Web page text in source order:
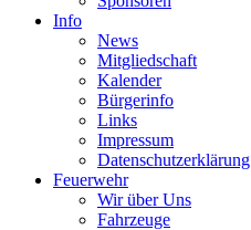
Info
News
Mitgliedschaft
Kalender
Bürgerinfo
Links
Impressum
Datenschutzerklärung
Feuerwehr
Wir über Uns
Fahrzeuge